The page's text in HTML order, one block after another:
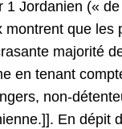
1 Jordanien («
montrent que les
majorité
en tenant
non-
En dépit